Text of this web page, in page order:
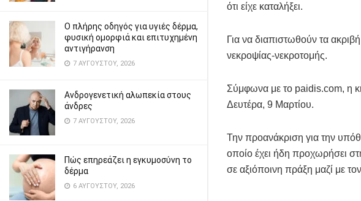
Ο πλήρης οδηγός για υγιές δέρμα,
φυσική ομορφιά και επιτυχημένη
αντιγήρανση
7 ΑΥΓΟΎΣΤΟΥ, 2026
Ανδρογενετική αλωπεκία στους
άνδρες
7 ΑΥΓΟΎΣΤΟΥ, 2026
Πώς επηρεάζει η εγκυμοσύνη το
δέρμα
6 ΑΥΓΟΎΣΤΟΥ, 2026
ότι είχε καταλήξει.
Για να διαπιστωθούν τα
νεκροψίας-νεκροτομής.
Σύμφωνα με το paidis.com, η
Δευτέρα, 9 Μαρτίου.
Την προανάκριση για την
οποίο έχει ήδη προχωρήσει
σε αξιόποινη πράξη μαζί με